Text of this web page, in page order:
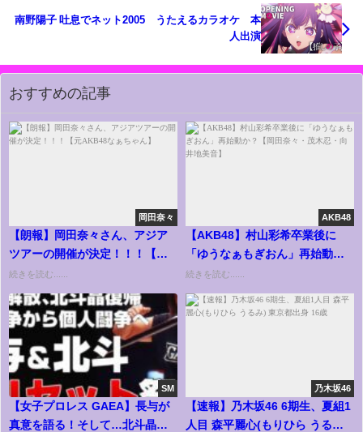
南野陽子 吐息でネット2005 うたえるカラオケ 本
人出演
おすすめの記事
岡田奈々
【朗報】岡田奈々さん、アジア
ツアーの開催が決定！！！【元
AKB48なぁちゃん】
続きを読む......
AKB48
【AKB48】村山彩希卒業後に
「ゆうなぁもぎおん」再始動
か？【岡田奈々・茂木忍・向井
続きを読む......
SM
【女子プロレス GAEA】長与が
真意を語る！そして…北斗晶が
乃木坂46
【速報】乃木坂46 6期生、夏組1
人目 森平麗心(もりひら うるみ)